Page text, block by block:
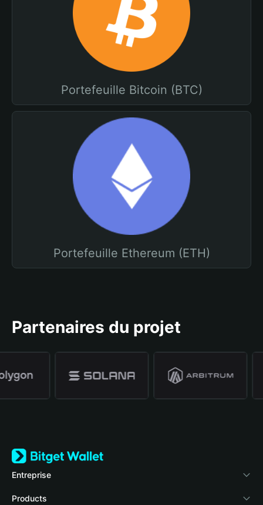
Portefeuille Bitcoin (BTC)
Portefeuille Ethereum (ETH)
Partenaires du projet
Entreprise
À propos de Bitget Wallet
Products